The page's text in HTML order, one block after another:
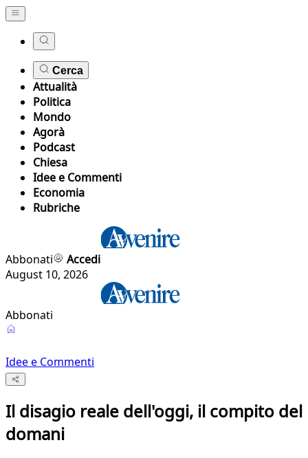
Cerca
Attualità
Politica
Mondo
Agorà
Podcast
Chiesa
Idee e Commenti
Economia
Rubriche
Abbonati
Accedi
August 10, 2026
Abbonati
Idee e Commenti
Il disagio reale dell'oggi, il compito del
domani